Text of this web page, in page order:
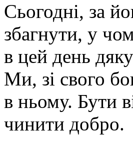
Сьогодні, за
збагнути, у
в цей день
Ми, зі свого
в ньому. Бути
чинити добро.